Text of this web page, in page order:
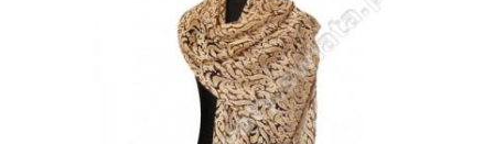
do koszyka